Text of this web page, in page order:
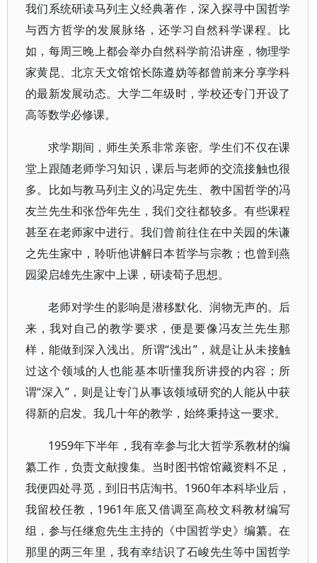
我们系统研读马列主义经典著作，深入探寻中国哲学
与西方哲学的发展脉络，还学习自然科学课程。比
如，每周三晚上都会举办自然科学前沿讲座，物理学
家黄昆、北京天文馆馆长陈遵妫等都曾前来分享学科
的最新发展动态。大学二年级时，学校还专门开设了
高等数学必修课。
求学期间，师生关系非常亲密。学生们不仅在课
堂上跟随老师学习知识，课后与老师的交流接触也很
多。比如与教马列主义的冯定先生、教中国哲学的冯
友兰先生和张岱年先生，我们交往都较多。有些课程
甚至在老师家中进行。我们曾前往住在中关园的朱谦
之先生家中，聆听他讲解日本哲学与宗教；也曾到燕
园梁启雄先生家中上课，研读荀子思想。
老师对学生的影响是潜移默化、润物无声的。后
来，我对自己的教学要求，便是要像冯友兰先生那
样，能做到深入浅出。所谓“浅出”，就是让从未接触
过这个领域的人也能基本听懂我所讲授的内容；所
谓“深入”，则是让专门从事该领域研究的人能从中获
得新的启发。我几十年的教学，始终秉持这一要求。
1959年下半年，我有幸参与北大哲学系教材的编
纂工作，负责文献搜集。当时图书馆馆藏资料不足，
我便四处寻觅，到旧书店淘书。1960年本科毕业后，
我留校任教，1961年底又借调至高校文科教材编写
组，参与任继愈先生主持的《中国哲学史》编纂。在
那里的两三年里，我有幸结识了石峻先生等中国哲学